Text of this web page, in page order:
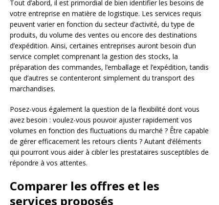
Tout d’abord, il est primordial de bien identifier les besoins de
votre entreprise en matière de logistique. Les services requis
peuvent varier en fonction du secteur d’activité, du type de
produits, du volume des ventes ou encore des destinations
d’expédition. Ainsi, certaines entreprises auront besoin d’un
service complet comprenant la gestion des stocks, la
préparation des commandes, l’emballage et l’expédition, tandis
que d’autres se contenteront simplement du transport des
marchandises.
Posez-vous également la question de la flexibilité dont vous
avez besoin : voulez-vous pouvoir ajuster rapidement vos
volumes en fonction des fluctuations du marché ? Être capable
de gérer efficacement les retours clients ? Autant d’éléments
qui pourront vous aider à cibler les prestataires susceptibles de
répondre à vos attentes.
Comparer les offres et les
services proposés